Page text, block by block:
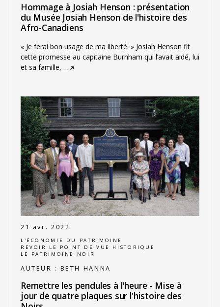
Hommage à Josiah Henson : présentation
du Musée Josiah Henson de l'histoire des
Afro-Canadiens
« Je ferai bon usage de ma liberté. » Josiah Henson fit
cette promesse au capitaine Burnham qui l’avait aidé, lui
et sa famille, …
21 avr. 2022
L'ÉCONOMIE DU PATRIMOINE
REVOIR LE POINT DE VUE HISTORIQUE
LE PATRIMOINE NOIR
AUTEUR : BETH HANNA
Remettre les pendules à l'heure - Mise à
jour de quatre plaques sur l'histoire des